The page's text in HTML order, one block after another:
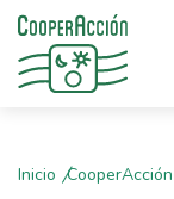
Inicio